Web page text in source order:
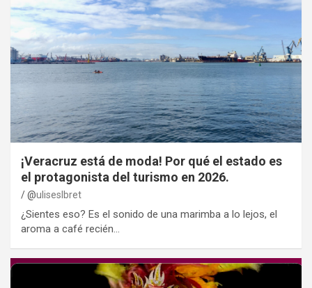
¡Veracruz está de moda! Por qué el estado es
el protagonista del turismo en 2026.
@uliseslbret
¿Sientes eso? Es el sonido de una marimba a lo lejos, el
aroma a café recién…